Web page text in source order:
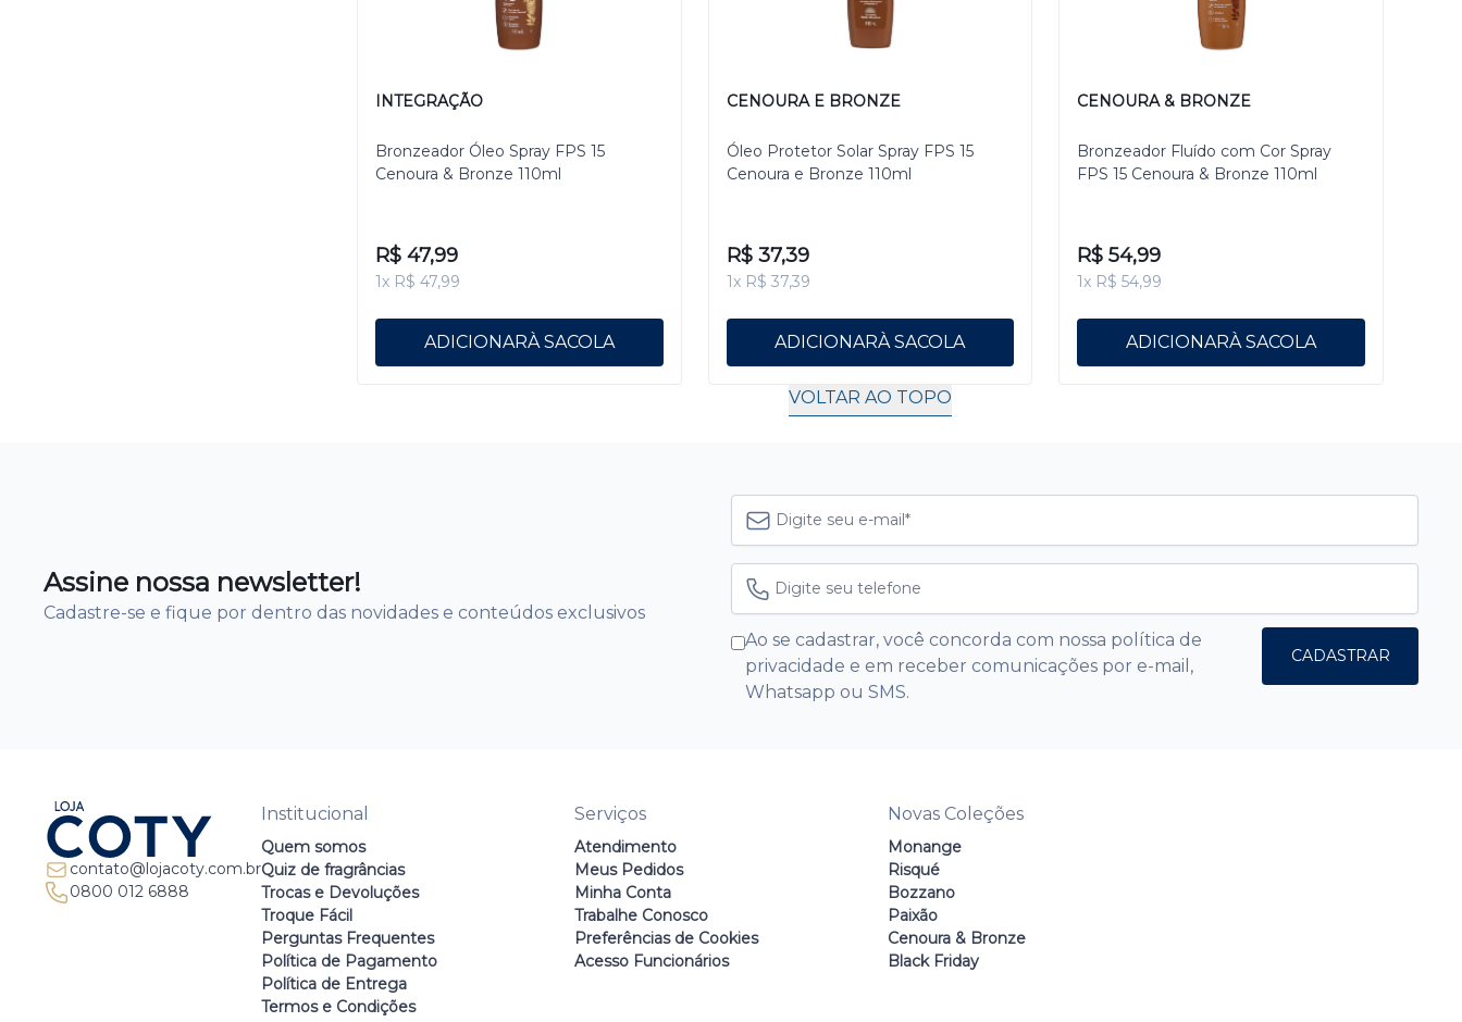
INTEGRAÇÃO
Bronzeador Óleo Spray FPS 15
Cenoura & Bronze 110ml
R$ 47,99
1x R$ 47,99
ADICIONAR
CENOURA E BRONZE
Óleo Protetor Solar Spray FPS 15
Cenoura e Bronze 110ml
R$ 37,39
1x R$ 37,39
ADICIONAR
CENOURA & BRONZE
Bronzeador Fluído com Cor Spray
FPS 15 Cenoura & Bronze 110ml
R$ 54,99
1x R$ 54,99
ADICIONAR
VOLTAR AO TOPO
Assine nossa newsletter!
Cadastre-se e fique por dentro das novidades e conteúdos exclusivos
Ao se cadastrar, você concorda com nossa política de
privacidade e em receber comunicações por e-mail,
Whatsapp ou SMS.
CADASTRAR
contato@lojacoty.com.br
0800 012 6888
Institucional
Quem somos
Quiz de fragrâncias
Trocas e Devoluções
Troque Fácil
Perguntas Frequentes
Política de Pagamento
Política de Entrega
Termos e Condições
Serviços
Atendimento
Meus Pedidos
Minha Conta
Trabalhe Conosco
Preferências de Cookies
Acesso Funcionários
Novas Coleções
Monange
Risqué
Bozzano
Paixão
Cenoura & Bronze
Black Friday